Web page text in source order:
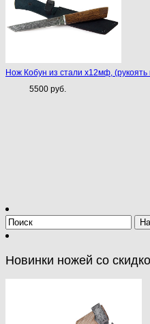
Нож Кобун из стали х12мф, (рукоять
5500 руб.
Новинки ножей со